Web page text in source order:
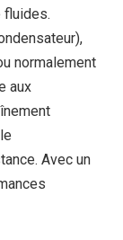
fluides.
normalement
aux
Avec un